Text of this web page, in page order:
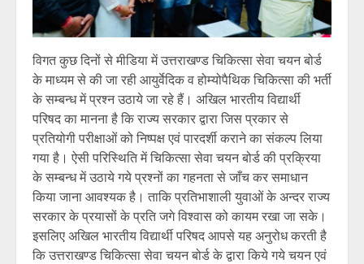
विगत कुछ दिनों से मीडिया में उत्तराखण्ड चिकित्सा सेवा चयन बोर्ड
के माध्यम से की जा रही आयुर्वेदिक व होम्योपैथिक चिकित्सा की भर्ती
के सम्बन्ध में प्रश्न उठाये जा रहे हैं। अखिल भारतीय विद्यार्थी
परिषद का मानना है कि राज्य सरकार द्वारा जिस प्रकार से
प्रतियोगी परीक्षाओं को निष्पक्ष एवं पारदर्शी कराने का संकल्प लिया
गया है। ऐसी परिस्थिति में चिकित्सा सेवा चयन बोर्ड की प्रक्रिया
के सम्बन्ध में उठाये गये प्रश्नों का गहनता से जाँच कर समाधान
किया जाना आवश्यक है। ताकि प्रतिभाशाली युवाओं के अन्दर राज्य
सरकार के प्रयासों के प्रति जगे विश्वास को कायम रखा जा सके।
इसलिए अखिल भारतीय विद्यार्थी परिषद आपसे यह अनुरोध करती है
कि उत्तराखण्ड चिकित्सा सेवा चयन बोर्ड के द्वारा किये गये चयन एवं